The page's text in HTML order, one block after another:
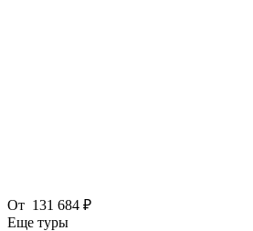
От 131 684 ₽
Еще туры